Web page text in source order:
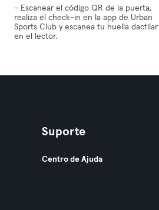
- Escanear el código QR de la puerta,
realiza el check-in en la app de Urban
Sports Club y escanea tu huella dactilar
en el lector.
Suporte
Centro de Ajuda